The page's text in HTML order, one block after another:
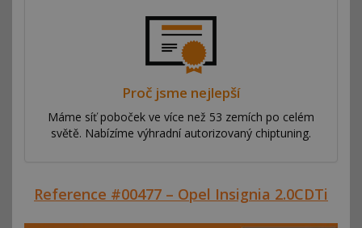
Proč jsme nejlepší
Máme síť poboček ve více než 53 zemích po celém
světě. Nabízíme výhradní autorizovaný chiptuning.
Reference #00477 – Opel Insignia 2.0CDTi